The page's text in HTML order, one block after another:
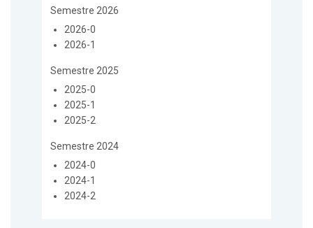
Semestre 2026
2026-0
2026-1
Semestre 2025
2025-0
2025-1
2025-2
Semestre 2024
2024-0
2024-1
2024-2